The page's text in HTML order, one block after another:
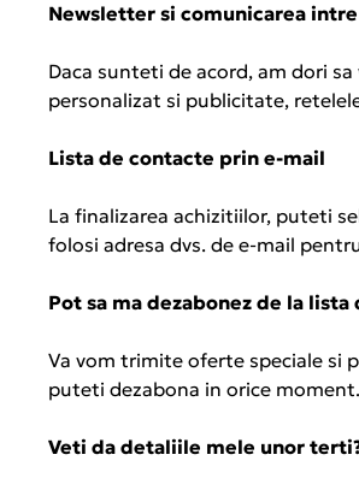
Newsletter si comunicarea
Daca sunteti de acord, am dori
personalizat si publicitate,
Lista de contacte prin e-mail
La finalizarea achizitiilor, puteti
folosi adresa dvs. de e-mail
Pot sa ma dezabonez de la
Va vom trimite oferte speciale si
puteti dezabona in orice moment.
Veti da detaliile mele unor